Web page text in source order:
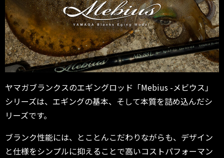
ヤマガブランクスのエギングロッド「Mebius -メビウス」
シリーズは、エギングの基本、そして本質を詰め込んだシ
リーズです。
ブランク性能には、とことんこだわりながらも、デザイン
と仕様をシンプルに抑えることで高いコストパフォーマン